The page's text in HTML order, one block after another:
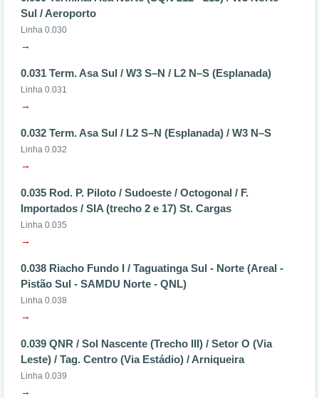
Sul / Aeroporto
Linha 0.030
→
0.031 Term. Asa Sul / W3 S–N / L2 N–S (Esplanada)
Linha 0.031
→
0.032 Term. Asa Sul / L2 S–N (Esplanada) / W3 N–S
Linha 0.032
→
0.035 Rod. P. Piloto / Sudoeste / Octogonal / F.
Importados / SIA (trecho 2 e 17) St. Cargas
Linha 0.035
→
0.038 Riacho Fundo I / Taguatinga Sul - Norte (Areal -
Pistão Sul - SAMDU Norte - QNL)
Linha 0.038
→
0.039 QNR / Sol Nascente (Trecho III) / Setor O (Via
Leste) / Tag. Centro (Via Estádio) / Arniqueira
Linha 0.039
→